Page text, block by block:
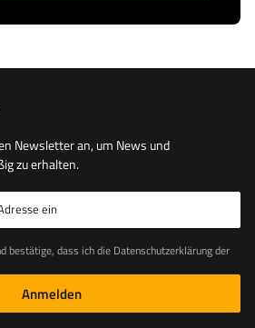
Newsletter an, um News und
zu erhalten.
ein
ich die Datenschutzerklärung der Website zur Kenntnis genommen habe
Anmelden